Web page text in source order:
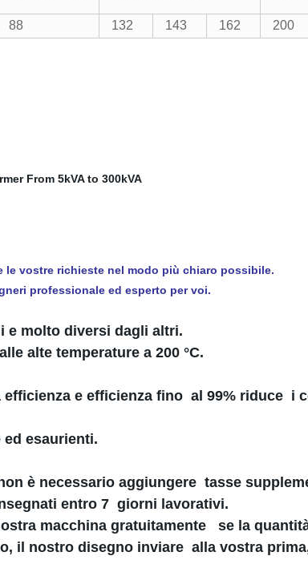
88 132 143 162 200
le vostre richieste nel modo più chiaro possibile.
professionale ed esperto per voi.
e molto diversi dagli altri.
alte temperature a 200 °C.
e efficienza fino al 99% riduce i
esaurienti.
è necessario aggiungere tasse
entro 7 giorni lavorativi.
macchina gratuitamente se la
il nostro disegno inviare alla vostra